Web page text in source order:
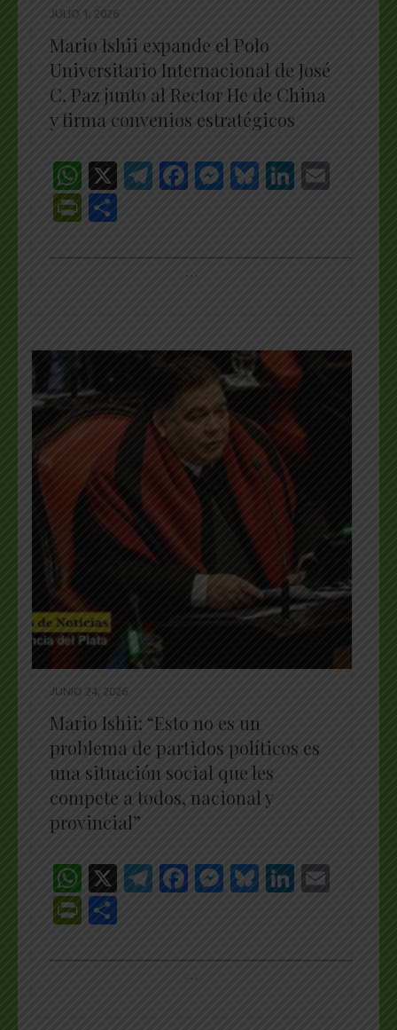
JULIO 1, 2026
Mario Ishii expande el Polo
Universitario Internacional de José
C. Paz junto al Rector He de China
y firma convenios estratégicos
WhatsApp
X Telegram
Facebook
Messenger
Bluesky
PrintFriendly
…
JUNIO 24, 2026
Mario Ishii: “Esto no es un
problema de partidos políticos es
una situación social que les
compete a todos, nacional y
provincial”
WhatsApp
X Telegram
Facebook
Messenger
Bluesky
PrintFriendly
…